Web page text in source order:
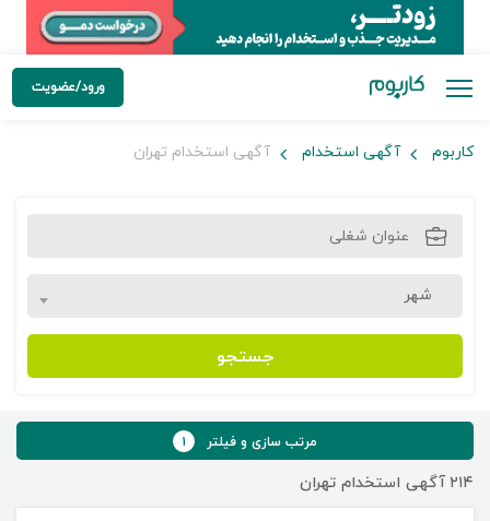
ورود/عضویت
کاربوم آگهی استخدام آگهی استخدام تهران
شهر
جستجو
مرتب سازی و فیلتر ۱
۲۱۴ آگهی استخدام تهران